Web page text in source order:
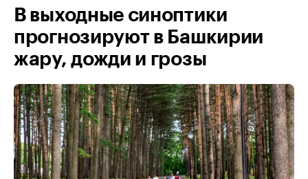
В выходные синоптики
прогнозируют в Башкирии
жару, дожди и грозы